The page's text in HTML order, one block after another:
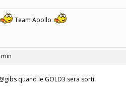
Team Apollo
@gibs quand le GOLD3 sera sorti